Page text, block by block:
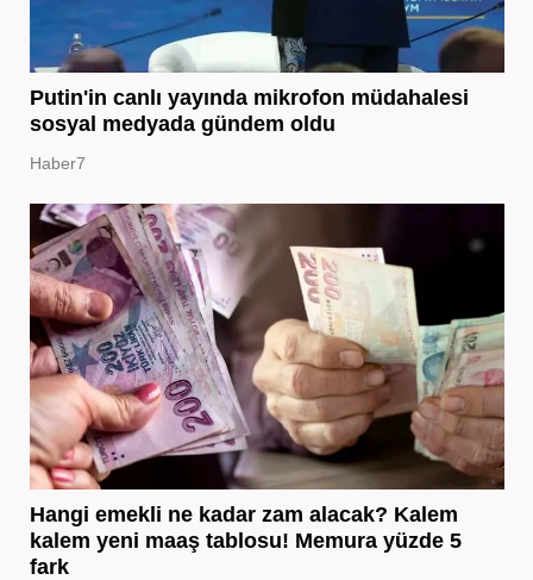
Putin'in canlı yayında mikrofon müdahalesi
sosyal medyada gündem oldu
Haber7
Hangi emekli ne kadar zam alacak? Kalem
kalem yeni maaş tablosu! Memura yüzde 5
fark